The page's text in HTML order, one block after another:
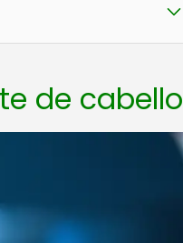
de cabello